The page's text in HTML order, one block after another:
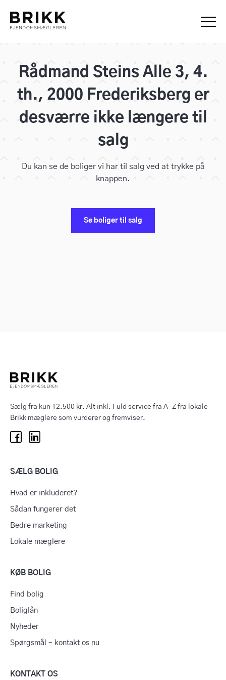
Rådmand Steins Alle 3, 4.
th., 2000 Frederiksberg er
desværre ikke længere til
salg
Du kan se de boliger vi har til salg ved at trykke på
knappen.
Se boliger til salg
Sælg fra kun 12.500 kr. Alt inkl. Fuld service fra A-Z fra lokale
Brikk mæglere som vurderer og fremviser.
SÆLG BOLIG
Hvad er inkluderet?
Sådan fungerer det
Bedre marketing
Lokale mæglere
KØB BOLIG
Find bolig
Boliglån
Nyheder
Spørgsmål – kontakt os nu
KONTAKT OS